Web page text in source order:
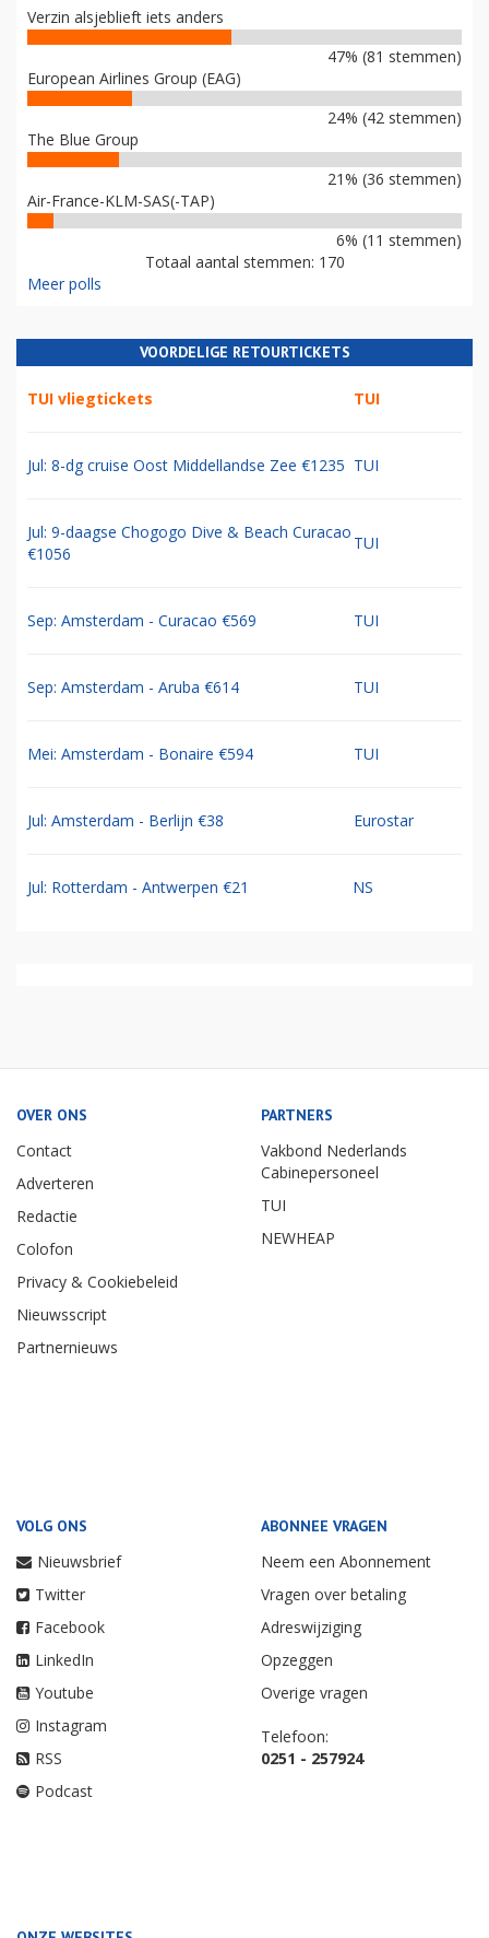
Verzin alsjeblieft iets anders
47% (81 stemmen)
European Airlines Group (EAG)
24% (42 stemmen)
The Blue Group
21% (36 stemmen)
Air-France-KLM-SAS(-TAP)
6% (11 stemmen)
Totaal aantal stemmen: 170
Meer polls
VOORDELIGE RETOURTICKETS
TUI vliegtickets TUI
Jul: 8-dg cruise Oost Middellandse Zee €1235 TUI
Jul: 9-daagse Chogogo Dive & Beach Curacao
€1056
TUI
Sep: Amsterdam - Curacao €569 TUI
Sep: Amsterdam - Aruba €614 TUI
Mei: Amsterdam - Bonaire €594 TUI
Jul: Amsterdam - Berlijn €38 Eurostar
Jul: Rotterdam - Antwerpen €21 NS
OVER ONS
Contact
Adverteren
Redactie
Colofon
Privacy & Cookiebeleid
Nieuwsscript
Partnernieuws
PARTNERS
Vakbond Nederlands
Cabinepersoneel
TUI
NEWHEAP
VOLG ONS
Nieuwsbrief
Twitter
Facebook
LinkedIn
Youtube
Instagram
RSS
Podcast
ABONNEE VRAGEN
Neem een Abonnement
Vragen over betaling
Adreswijziging
Opzeggen
Overige vragen
Telefoon:
0251 - 257924